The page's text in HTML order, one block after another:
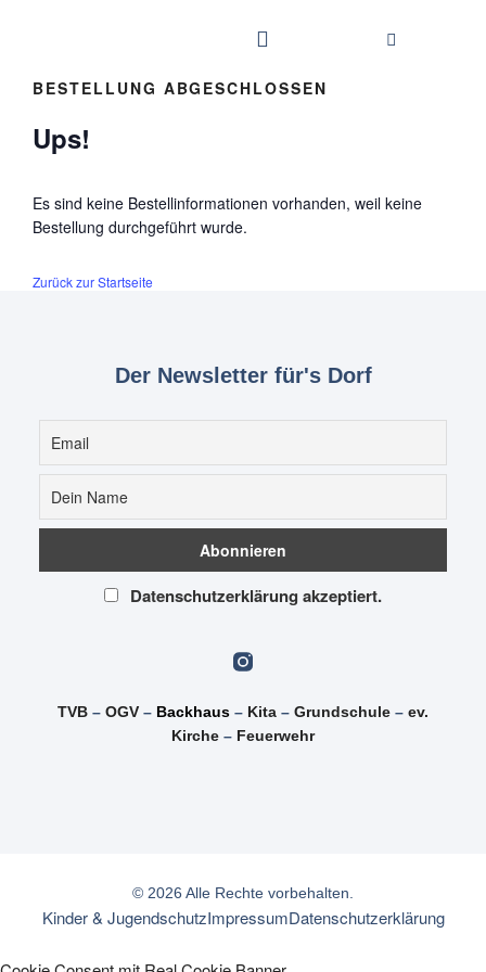
BESTELLUNG ABGESCHLOSSEN
Ups!
Es sind keine Bestellinformationen vorhanden, weil keine
Bestellung durchgeführt wurde.
Zurück zur Startseite
Der Newsletter für's Dorf
Datenschutzerklärung akzeptiert.
TVB – OGV – Backhaus – Kita – Grundschule – ev.
Kirche – Feuerwehr
© 2026 Alle Rechte vorbehalten.
Kinder & JugendschutzImpressumDatenschutzerklärung